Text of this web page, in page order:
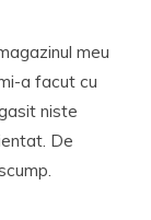
meu
a facut cu
niste
De